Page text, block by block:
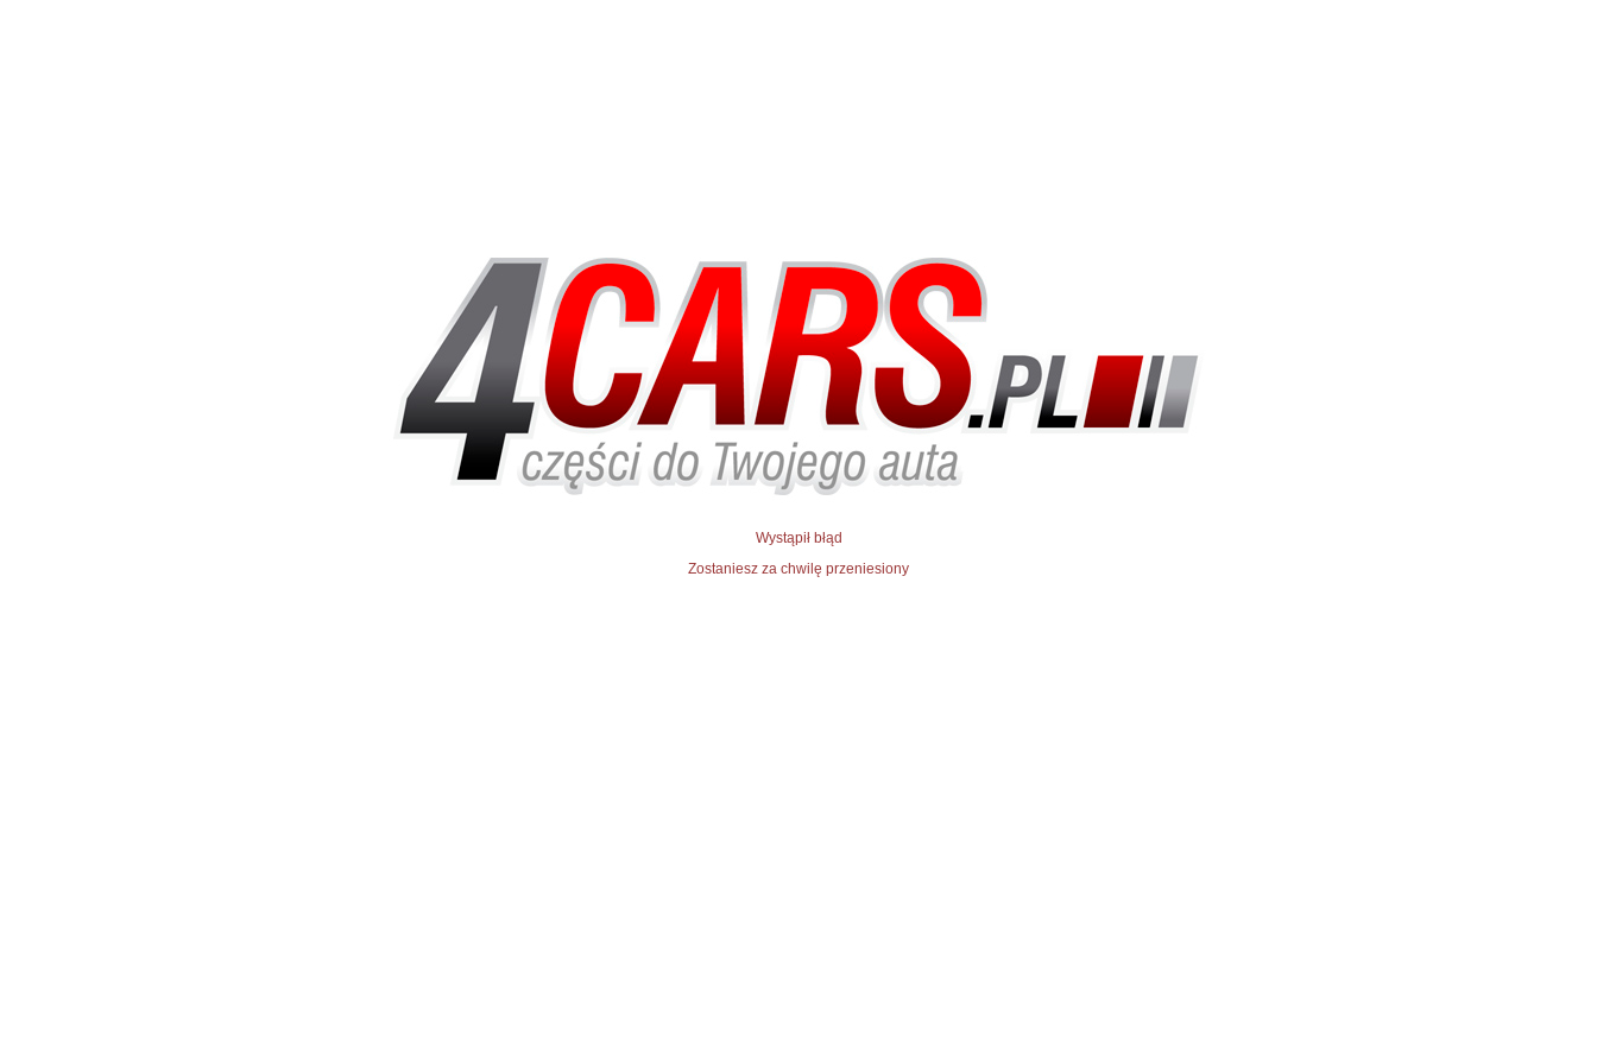
Wystąpił błąd
Zostaniesz za chwilę przeniesiony